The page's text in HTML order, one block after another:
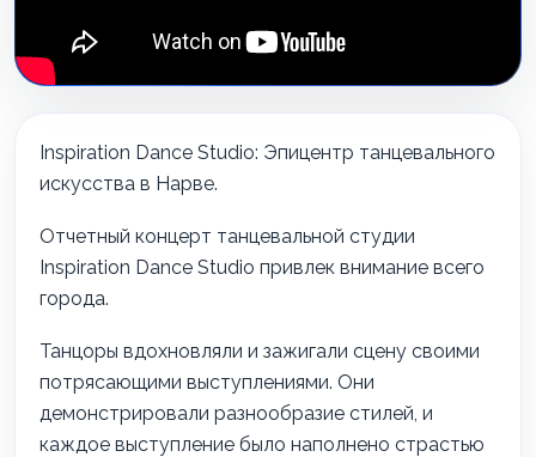
Inspiration Dance Studio: Эпицентр танцевального
искусства в Нарве.
Отчетный концерт танцевальной студии
Inspiration Dance Studio привлек внимание всего
города.
Танцоры вдохновляли и зажигали сцену своими
потрясающими выступлениями. Они
демонстрировали разнообразие стилей, и
каждое выступление было наполнено страстью